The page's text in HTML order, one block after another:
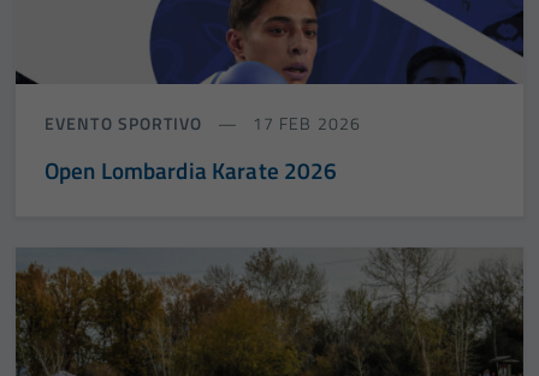
EVENTO SPORTIVO 17 FEB 2026
Open Lombardia Karate 2026